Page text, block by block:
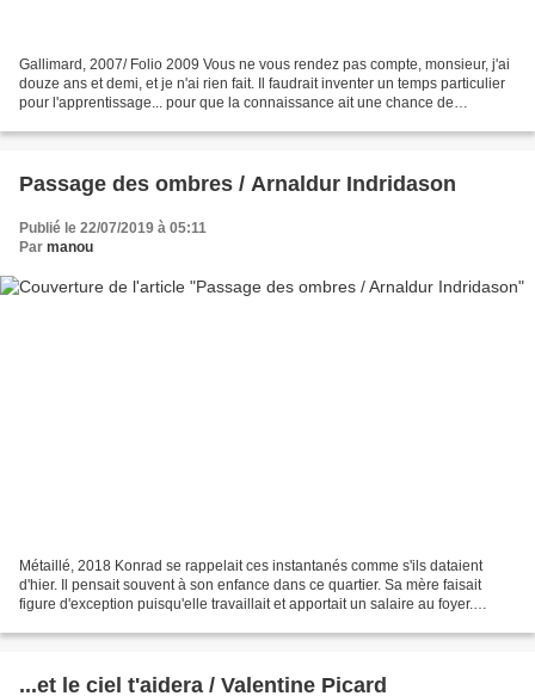
Gallimard, 2007/ Folio 2009 Vous ne vous rendez pas compte, monsieur, j'ai
douze ans et demi, et je n'ai rien fait. Il faudrait inventer un temps particulier
pour l'apprentissage... pour que la connaissance ait une chance de
Passage des ombres / Arnaldur Indridason
Publié le 22/07/2019 à 05:11
Par manou
Métaillé, 2018 Konrad se rappelait ces instantanés comme s'ils dataient
d'hier. Il pensait souvent à son enfance dans ce quartier. Sa mère faisait
figure d'exception puisqu'elle travaillait et apportait un salaire au foyer.
...et le ciel t'aidera / Valentine Picard